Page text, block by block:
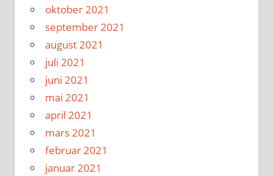
oktober 2021
september 2021
august 2021
juli 2021
juni 2021
mai 2021
april 2021
mars 2021
februar 2021
januar 2021